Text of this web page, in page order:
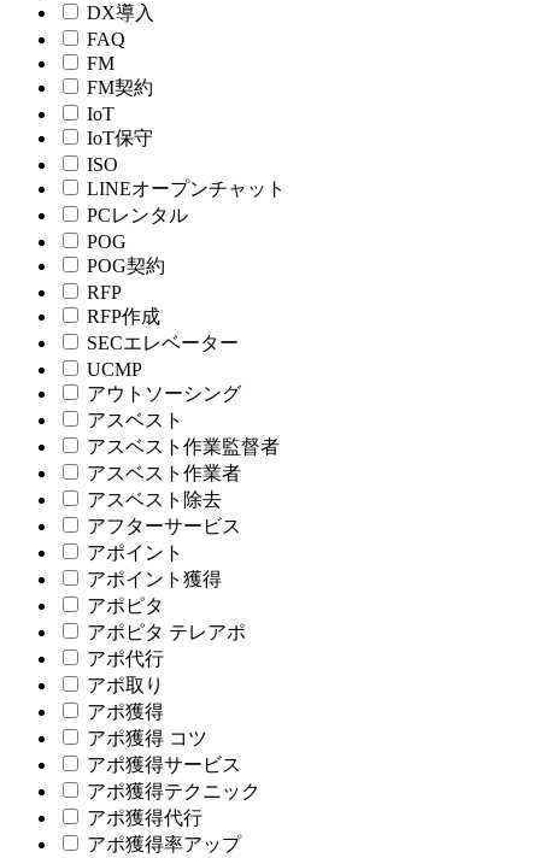
DX導入
FAQ
FM
FM契約
IoT
IoT保守
ISO
LINEオープンチャット
PCレンタル
POG
POG契約
RFP
RFP作成
SECエレベーター
UCMP
アウトソーシング
アスベスト
アスベスト作業監督者
アスベスト作業者
アスベスト除去
アフターサービス
アポイント
アポイント獲得
アポピタ
アポピタ テレアポ
アポ代行
アポ取り
アポ獲得
アポ獲得 コツ
アポ獲得サービス
アポ獲得テクニック
アポ獲得代行
アポ獲得率アップ